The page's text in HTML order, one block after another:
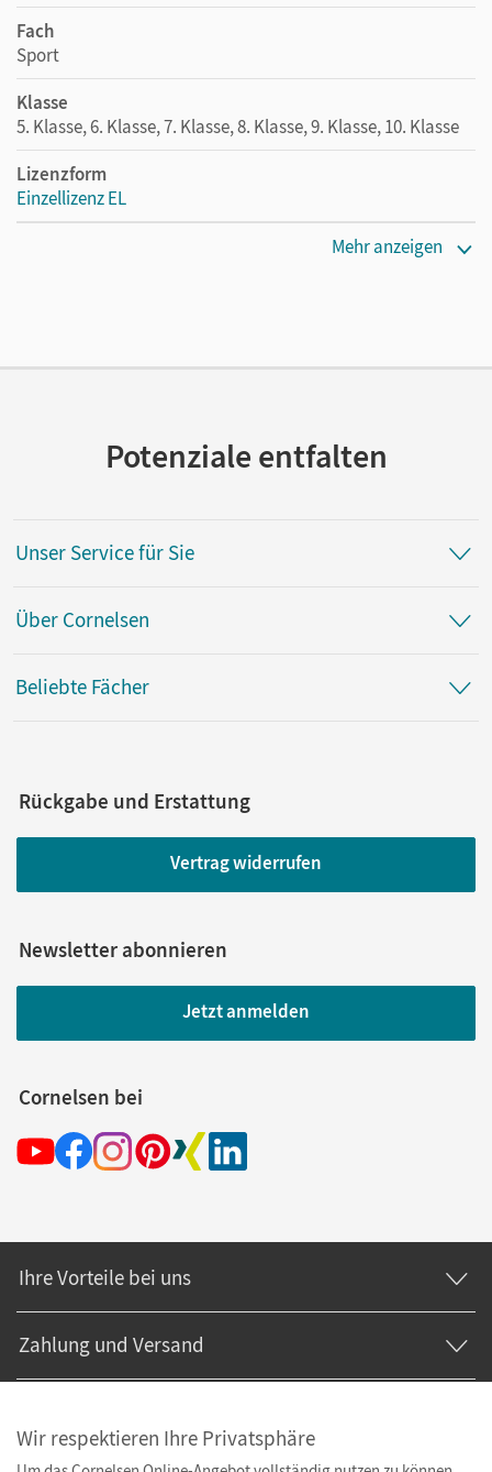
Fach
Sport
Klasse
5. Klasse, 6. Klasse, 7. Klasse, 8. Klasse, 9. Klasse, 10. Klasse
Lizenzform
Einzellizenz EL
Mehr anzeigen
Potenziale entfalten
Unser Service für Sie
Über Cornelsen
Beliebte Fächer
Rückgabe und Erstattung
Vertrag widerrufen
Newsletter abonnieren
Jetzt anmelden
Cornelsen bei
Ihre Vorteile bei uns
Zahlung und Versand
Wir respektieren Ihre Privatsphäre